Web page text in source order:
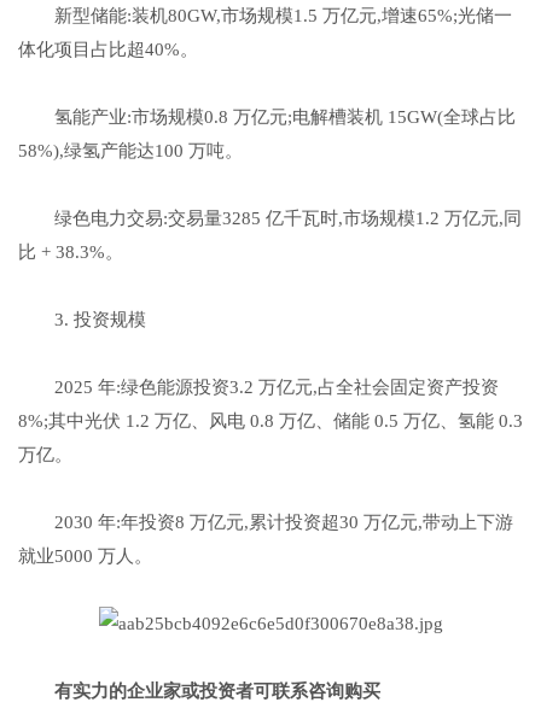
新型储能:装机80GW,市场规模1.5 万亿元,增速65%;光储一
体化项目占比超40%。
氢能产业:市场规模0.8 万亿元;电解槽装机 15GW(全球占比
58%),绿氢产能达100 万吨。
绿色电力交易:交易量3285 亿千瓦时,市场规模1.2 万亿元,同
比 + 38.3%。
3. 投资规模
2025 年:绿色能源投资3.2 万亿元,占全社会固定资产投资
8%;其中光伏 1.2 万亿、风电 0.8 万亿、储能 0.5 万亿、氢能 0.3
万亿。
2030 年:年投资8 万亿元,累计投资超30 万亿元,带动上下游
就业5000 万人。
有实力的企业家或投资者可联系咨询购买